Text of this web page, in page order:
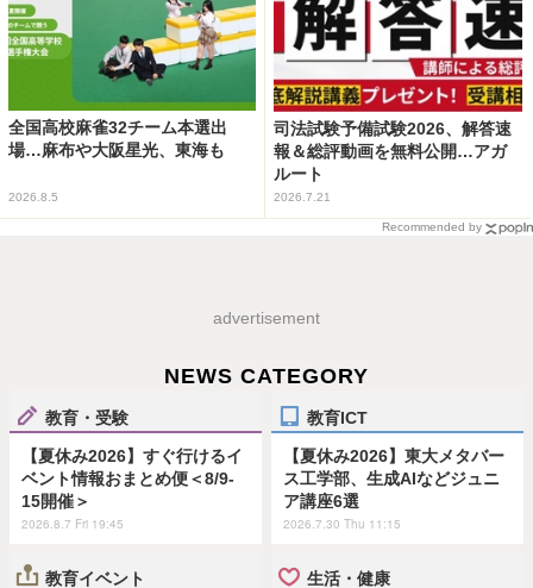
全国高校麻雀32チーム本選出
場…麻布や大阪星光、東海も
2026.8.5
司法試験予備試験2026、解答速
報＆総評動画を無料公開…アガ
ルート
2026.7.21
Recommended by
advertisement
NEWS CATEGORY
教育・受験
【夏休み2026】すぐ行けるイ
ベント情報おまとめ便＜8/9-
15開催＞
2026.8.7 Fri 19:45
教育ICT
【夏休み2026】東大メタバー
ス工学部、生成AIなどジュニ
ア講座6選
2026.7.30 Thu 11:15
教育イベント 生活・健康